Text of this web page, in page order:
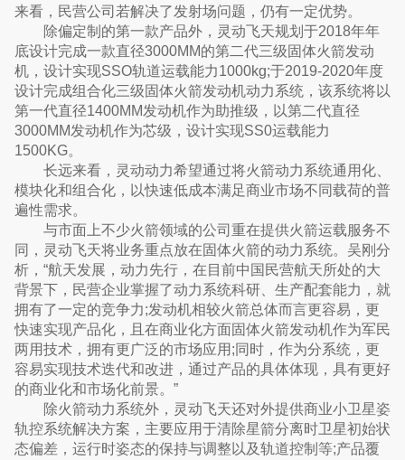
来看，民营公司若解决了发射场问题，仍有一定优势。
除偏定制的第一款产品外，灵动飞天规划于2018年年
底设计完成一款直径3000MM的第二代三级固体火箭发动
机，设计实现SSO轨道运载能力1000kg;于2019-2020年度
设计完成组合化三级固体火箭发动机动力系统，该系统将以
第一代直径1400MM发动机作为助推级，以第二代直径
3000MM发动机作为芯级，设计实现SS0运载能力
1500KG。
长远来看，灵动动力希望通过将火箭动力系统通用化、
模块化和组合化，以快速低成本满足商业市场不同载荷的普
遍性需求。
与市面上不少火箭领域的公司重在提供火箭运载服务不
同，灵动飞天将业务重点放在固体火箭的动力系统。吴刚分
析，“航天发展，动力先行，在目前中国民营航天所处的大
背景下，民营企业掌握了动力系统科研、生产配套能力，就
拥有了一定的竞争力;发动机相较火箭总体而言更容易，更
快速实现产品化，且在商业化方面固体火箭发动机作为军民
两用技术，拥有更广泛的市场应用;同时，作为分系统，更
容易实现技术迭代和改进，通过产品的具体体现，具有更好
的商业化和市场化前景。”
除火箭动力系统外，灵动飞天还对外提供商业小卫星姿
轨控系统解决方案，主要应用于清除星箭分离时卫星初始状
态偏差，运行时姿态的保持与调整以及轨道控制等;产品覆